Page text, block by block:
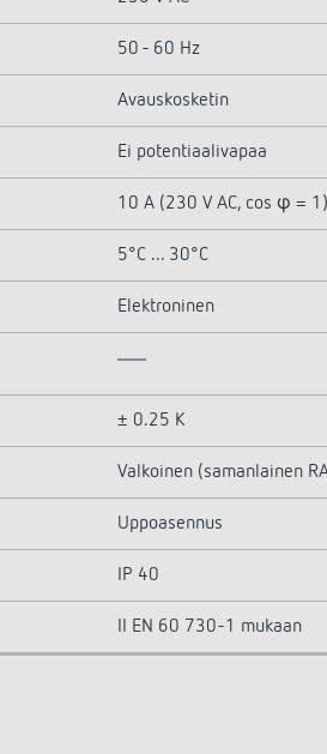
50 - 60 Hz
Avauskosketin
Ei potentiaalivapaa
10 A (230 V AC, cos φ = 1)
5°C ... 30°C
Elektroninen
± 0.25 K
Valkoinen (samanlainen
Uppoasennus
IP 40
II EN 60 730-1 mukaan